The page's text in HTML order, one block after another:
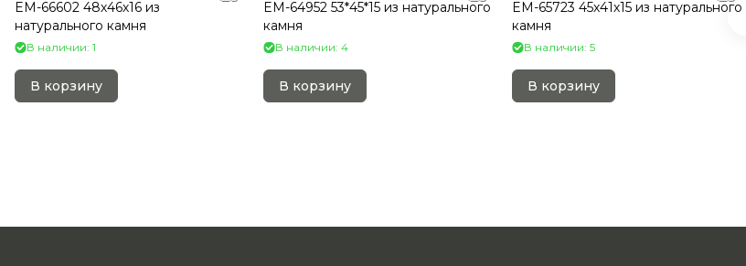
EM-66602 48х46х16 из
натурального камня
В наличии: 1
В корзину
EM-64952 53*45*15 из натурального
камня
В наличии: 4
В корзину
EM-65723 45х41х15 из натурального
камня
В наличии: 5
В корзину